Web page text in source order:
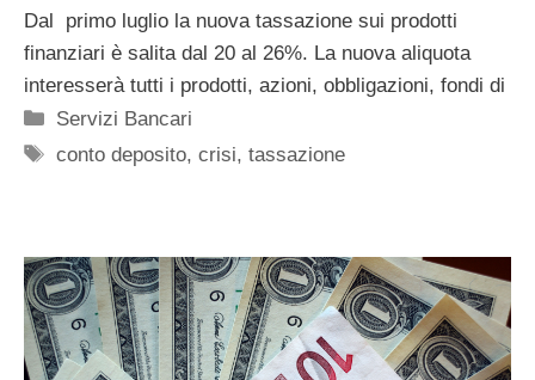
Dal primo luglio la nuova tassazione sui prodotti
finanziari è salita dal 20 al 26%. La nuova aliquota
interesserà tutti i prodotti, azioni, obbligazioni, fondi di
Categorie
Servizi Bancari
Tag
conto deposito,crisi,tassazione